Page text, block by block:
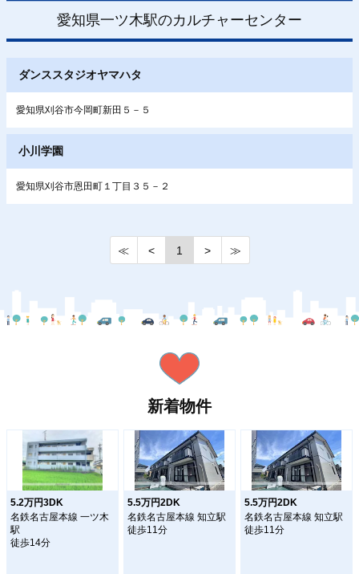
愛知県一ツ木駅のカルチャーセンター
ダンススタジオヤマハタ
愛知県刈谷市今岡町新田５－５
小川学園
愛知県刈谷市恩田町１丁目３５－２
≪ < 1 > ≫
新着物件
5.2万円3DK
名鉄名古屋本線 一ツ木
駅
徒歩14分
5.5万円2DK
名鉄名古屋本線 知立駅
徒歩11分
5.5万円2DK
名鉄名古屋本線 知立駅
徒歩11分